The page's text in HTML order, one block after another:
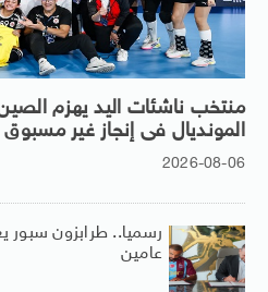
منتخب ناشئات اليد يهزم
المونديال فى إنجاز غير مسبوق
2026-08-06
رسميا.. طرابزون
عامين